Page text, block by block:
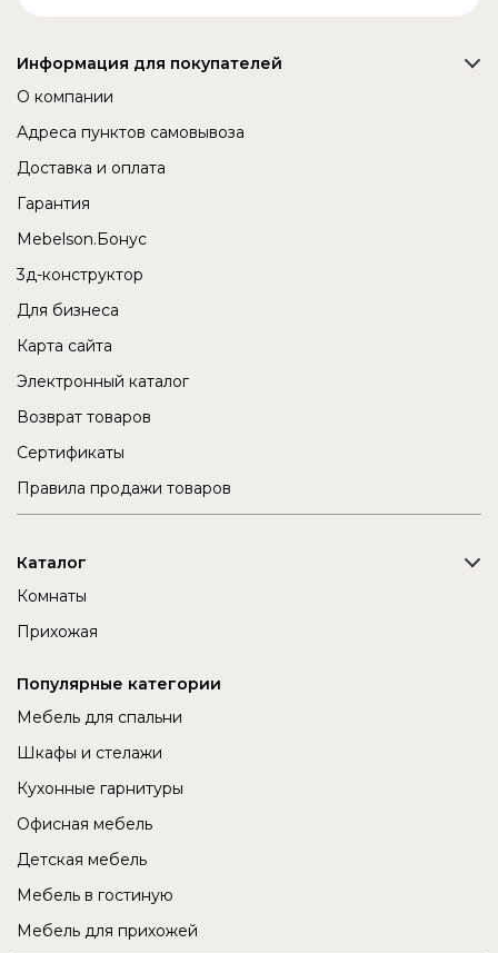
Информация для покупателей
О компании
Адреса пунктов самовывоза
Доставка и оплата
Гарантия
Mebelson.Бонус
3д-конструктор
Для бизнеса
Карта сайта
Электронный каталог
Возврат товаров
Сертификаты
Правила продажи товаров
Каталог
Комнаты
Прихожая
Популярные категории
Мебель для спальни
Шкафы и стелажи
Кухонные гарнитуры
Офисная мебель
Детская мебель
Мебель в гостиную
Мебель для прихожей